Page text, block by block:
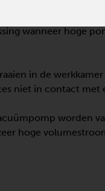
wanneer hoge
in de
niet in contact met
worden
hoge